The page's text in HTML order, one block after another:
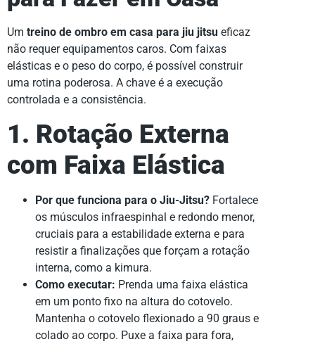
Um treino de ombro em casa para jiu jitsu eficaz
não requer equipamentos caros. Com faixas
elásticas e o peso do corpo, é possível construir
uma rotina poderosa. A chave é a execução
controlada e a consistência.
1. Rotação Externa
com Faixa Elástica
Por que funciona para o Jiu-Jitsu? Fortalece
os músculos infraespinhal e redondo menor,
cruciais para a estabilidade externa e para
resistir a finalizações que forçam a rotação
interna, como a kimura.
Como executar: Prenda uma faixa elástica
em um ponto fixo na altura do cotovelo.
Mantenha o cotovelo flexionado a 90 graus e
colado ao corpo. Puxe a faixa para fora,